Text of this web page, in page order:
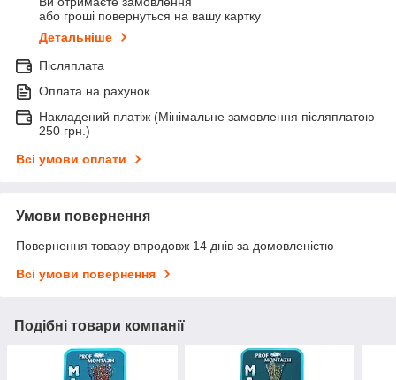
або гроші повернуться на вашу картку
Детальніше
Післяплата
Оплата на рахунок
Накладений платіж (Мінімальне замовлення післяплатою
250 грн.)
Всі умови оплати
Умови повернення
Повернення товару впродовж 14 днів за домовленістю
Всі умови повернення
Подібні товари компанії